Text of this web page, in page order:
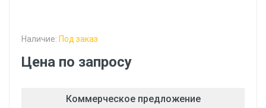
Наличие: Под заказ
Цена по запросу
Коммерческое предложение